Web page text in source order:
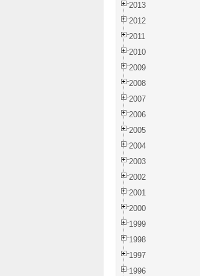
2013
2012
2011
2010
2009
2008
2007
2006
2005
2004
2003
2002
2001
2000
1999
1998
1997
1996